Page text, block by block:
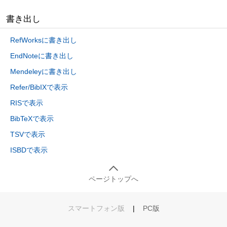
書き出し
RefWorksに書き出し
EndNoteに書き出し
Mendeleyに書き出し
Refer/BibIXで表示
RISで表示
BibTeXで表示
TSVで表示
ISBDで表示
ページトップへ
スマートフォン版 | PC版